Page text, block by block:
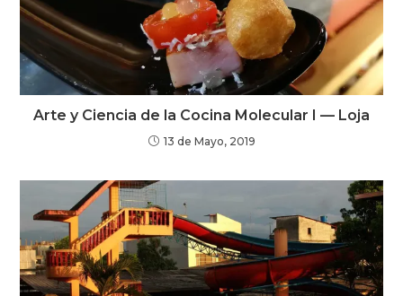
Arte y Ciencia de la Cocina Molecular I — Loja
13 de Mayo, 2019